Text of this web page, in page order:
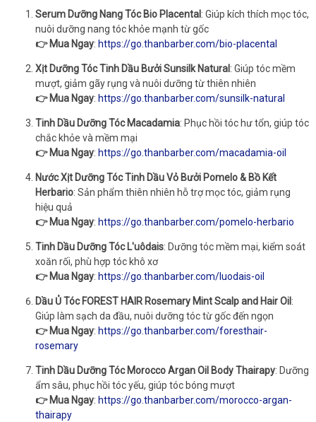
Serum Dưỡng Nang Tóc Bio Placental : Giúp kích thích mọc tóc,
nuôi dưỡng nang tóc khỏe mạnh từ gốc
👉 Mua Ngay: https://go.thanbarber.com/bio-placental
Xịt Dưỡng Tóc Tinh Dầu Bưởi Sunsilk Natural : Giúp tóc mềm
mượt, giảm gãy rụng và nuôi dưỡng từ thiên nhiên
👉 Mua Ngay: https://go.thanbarber.com/sunsilk-natural
Tinh Dầu Dưỡng Tóc Macadamia: Phục hồi tóc hư tổn, giúp tóc
chắc khỏe và mềm mại
👉 Mua Ngay: https://go.thanbarber.com/macadamia-oil
Nước Xịt Dưỡng Tóc Tinh Dầu Vỏ Bưởi Pomelo & Bồ Kết
Herbario: Sản phẩm thiên nhiên hỗ trợ mọc tóc, giảm rụng
hiệu quả
👉 Mua Ngay: https://go.thanbarber.com/pomelo-herbario
Tinh Dầu Dưỡng Tóc L'uôdais: Dưỡng tóc mềm mại, kiểm soát
xoăn rối, phù hợp tóc khô xơ
👉 Mua Ngay: https://go.thanbarber.com/luodais-oil
Dầu Ủ Tóc FOREST HAIR Rosemary Mint Scalp and Hair Oil :
Giúp làm sạch da đầu, nuôi dưỡng tóc từ gốc đến ngọn
👉 Mua Ngay: https://go.thanbarber.com/foresthair-
rosemary
Tinh Dầu Dưỡng Tóc Morocco Argan Oil Body Thairapy: Dưỡng
ẩm sâu, phục hồi tóc yếu, giúp tóc bóng mượt
👉 Mua Ngay: https://go.thanbarber.com/morocco-argan-
thairapy